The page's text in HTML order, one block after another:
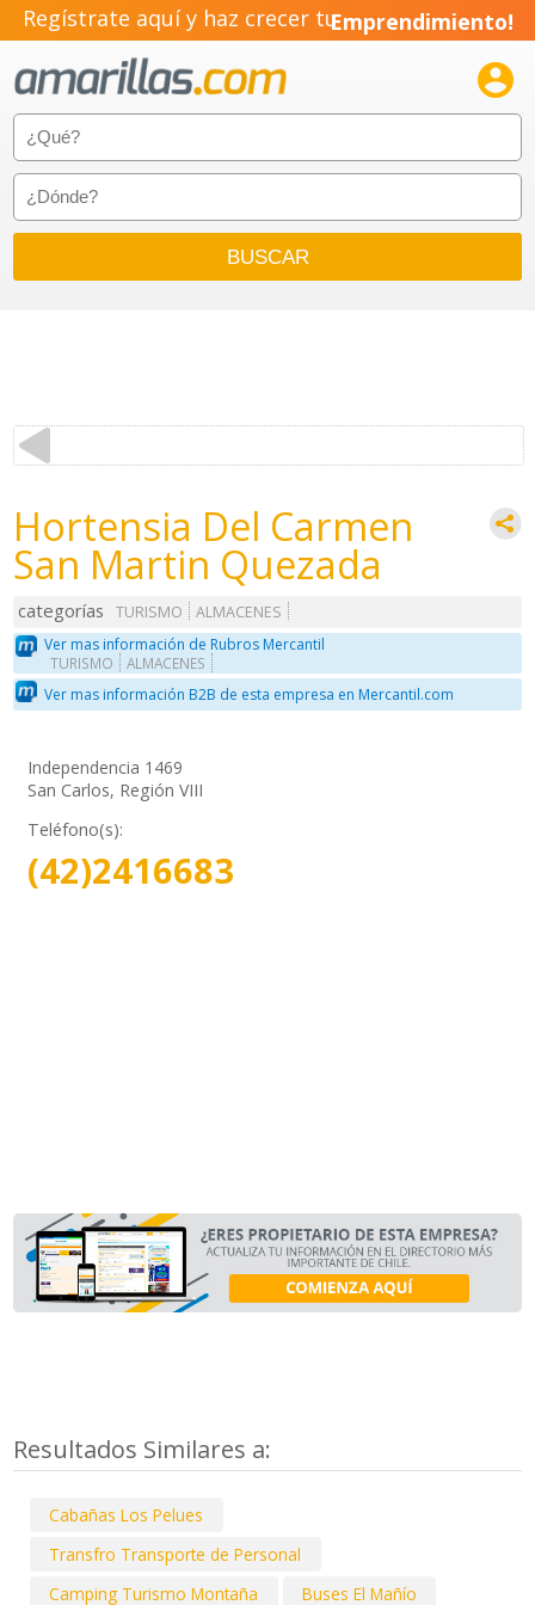
Regístrate aquí y haz crecer tuEmprendimiento!

Hortensia Del Carmen
San Martin Quezada
categorías TURISMO
ALMACENES
Ver mas información de Rubros Mercantil
TURISMO ALMACENES
Ver mas información B2B de esta empresa en Mercantil.com
Independencia 1469
San Carlos, Región VIII
Teléfono(s):
(42)2416683
Resultados Similares a:
Cabañas Los Pelues
Transfro Transporte de Personal
Camping Turismo Montaña
Buses El Mañío